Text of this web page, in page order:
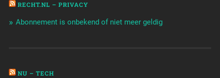
RECHT.NL – PRIVACY
Abonnement is onbekend of niet meer geldig
NU – TECH